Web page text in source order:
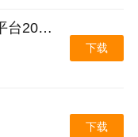
极科网络计算机控制平台2026官方最新版本
下载
下载